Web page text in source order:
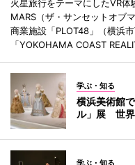
火星旅行をテーマにしたVR
MARS（ザ・サンセットオブ
商業施設「PLOT48」（横浜
「YOKOHAMA COAST
学ぶ・知る
横浜美術館
ル」展 世界
学ぶ・知る